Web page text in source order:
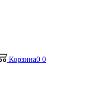
Корзина0 0